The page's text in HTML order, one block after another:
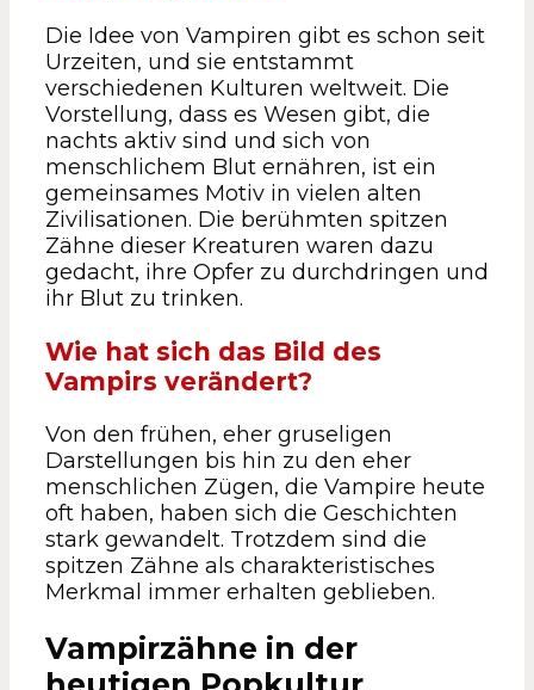
Die Idee von Vampiren gibt es schon seit
Urzeiten, und sie entstammt
verschiedenen Kulturen weltweit. Die
Vorstellung, dass es Wesen gibt, die
nachts aktiv sind und sich von
menschlichem Blut ernähren, ist ein
gemeinsames Motiv in vielen alten
Zivilisationen. Die berühmten spitzen
Zähne dieser Kreaturen waren dazu
gedacht, ihre Opfer zu durchdringen und
ihr Blut zu trinken.
Wie hat sich das Bild des
Vampirs verändert?
Von den frühen, eher gruseligen
Darstellungen bis hin zu den eher
menschlichen Zügen, die Vampire heute
oft haben, haben sich die Geschichten
stark gewandelt. Trotzdem sind die
spitzen Zähne als charakteristisches
Merkmal immer erhalten geblieben.
Vampirzähne in der